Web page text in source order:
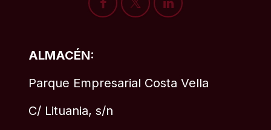
ALMACÉN:
Parque Empresarial Costa Vella
C/ Lituania, s/n